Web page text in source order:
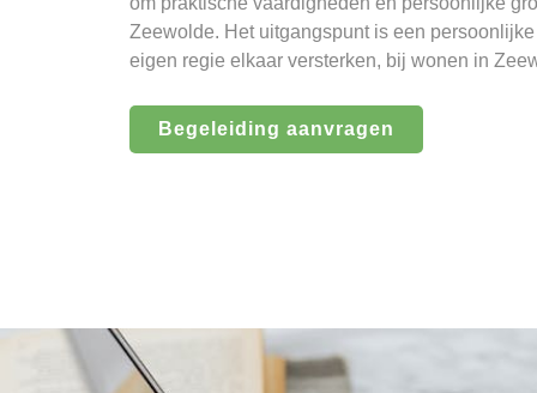
Zeewolde. Het uitgangspunt is een
eigen regie elkaar versterken, bij wonen in
Begeleiding aanvragen